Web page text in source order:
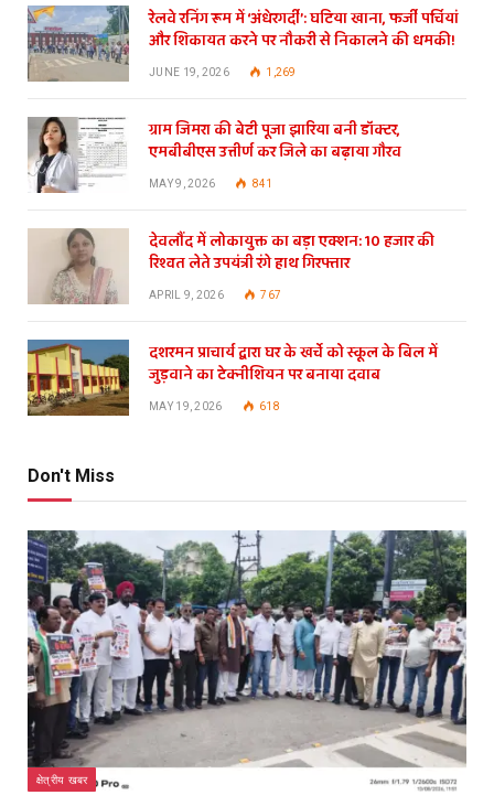
रेलवे रनिंग रूम में ‘अंधेरगर्दी’: घटिया खाना, फर्जी पर्चियां
और शिकायत करने पर नौकरी से निकालने की धमकी!
JUNE 19, 2026 1,269
ग्राम जिमरा की बेटी पूजा झारिया बनी डॉक्टर,
एमबीबीएस उत्तीर्ण कर जिले का बढ़ाया गौरव
MAY 9, 2026 841
देवलौंद में लोकायुक्त का बड़ा एक्शन: 10 हजार की
रिश्वत लेते उपयंत्री रंगे हाथ गिरफ्तार
APRIL 9, 2026 767
दशरमन प्राचार्य द्वारा घर के खर्चे को स्कूल के बिल में
जुड़वाने का टेक्नीशियन पर बनाया दवाब
MAY 19, 2026 618
Don't Miss
क्षेत्रीय खबर